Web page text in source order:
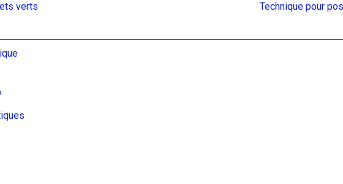
verts Technique pour